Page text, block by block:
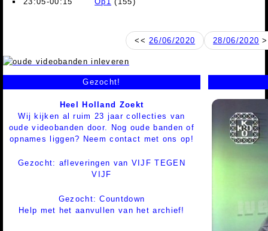
<< 26/06/2020 28/06/2020
Gezocht!
Heel Holland Zoekt
Wij kijken al ruim 23 jaar collecties van
oude videobanden door. Nog oude banden of
opnames liggen? Neem contact met ons op!
Gezocht: afleveringen van VIJF TEGEN
VIJF
Gezocht: Countdown
Help met het aanvullen van het archief!